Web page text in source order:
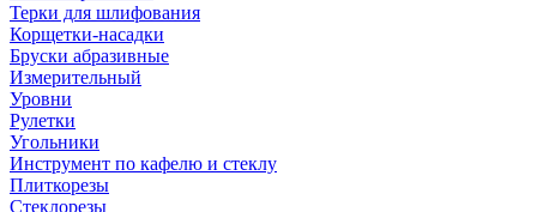
Терки для шлифования
Корщетки-насадки
Бруски абразивные
Измерительный
Уровни
Рулетки
Угольники
Инструмент по кафелю и стеклу
Плиткорезы
Стеклорезы